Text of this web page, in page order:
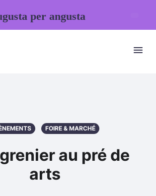
FOIRE & MARCHÉ
au pré de
arts
per angusta